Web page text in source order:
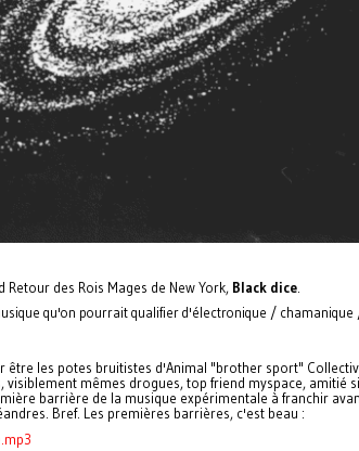
Retour des Rois Mages de New York, Black dice
qu'on pourrait qualifier d'électronique /
être les potes bruitistes d'Animal "brother sport"
visiblement mêmes drogues, top friend myspace, amitié
barrière de la musique expérimentale à franchir
Bref. Les premières barrières, c'est beau :